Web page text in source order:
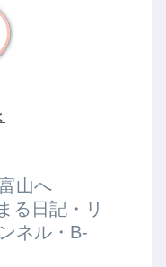
山へ
る日記・リ
ネル・B-